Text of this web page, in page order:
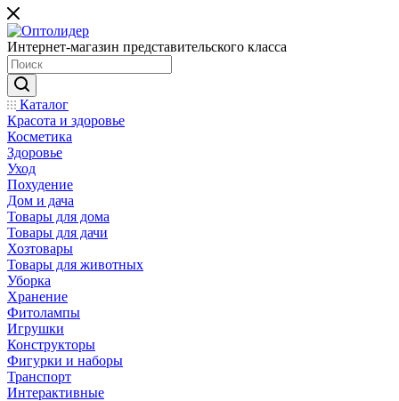
Интернет-магазин представительского класса
Каталог
Красота и здоровье
Косметика
Здоровье
Уход
Похудение
Дом и дача
Товары для дома
Товары для дачи
Хозтовары
Товары для животных
Уборка
Хранение
Фитолампы
Игрушки
Конструкторы
Фигурки и наборы
Транспорт
Интерактивные